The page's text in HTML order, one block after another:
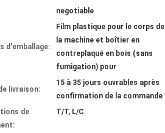
negotiable
d'emballage:
Film plastique pour le corps de
la machine et boîtier en
contreplaqué en bois (sans
fumigation) pour
livraison:
15 à 35 jours ouvrables après
confirmation de la commande
de
T/T, L/C